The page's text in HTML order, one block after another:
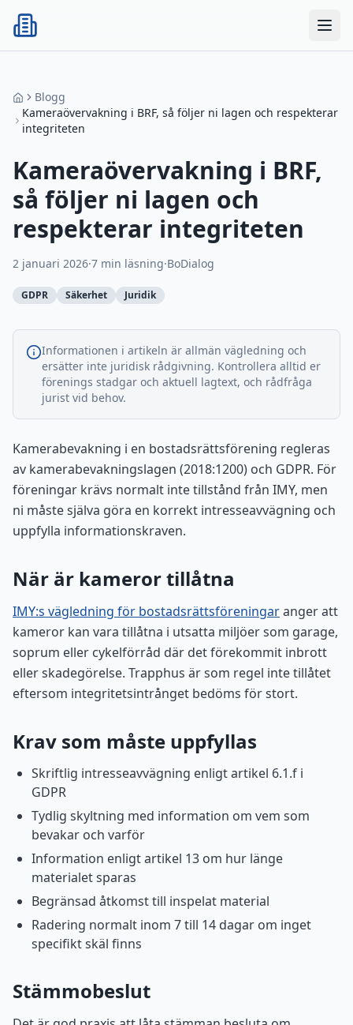
BoDialog
Blogg
Kameraövervakning i BRF, så följer ni lagen och respekterar
integriteten
Kameraövervakning i BRF,
så följer ni lagen och
respekterar integriteten
2 januari 2026·7 min läsning·BoDialog
GDPR Säkerhet Juridik
Informationen i artikeln är allmän vägledning och
ersätter inte juridisk rådgivning. Kontrollera alltid er
förenings stadgar och aktuell lagtext, och rådfråga
jurist vid behov.
Kamerabevakning i en bostadsrättsförening regleras
av kamerabevakningslagen (2018:1200) och GDPR. För
föreningar krävs normalt inte tillstånd från IMY, men
ni måste själva göra en korrekt intresseavvägning och
uppfylla informationskraven.
När är kameror tillåtna
IMY:s vägledning för bostadsrättsföreningaranger att
kameror kan vara tillåtna i utsatta miljöer som garage,
soprum eller cykelförråd där det förekommit inbrott
eller skadegörelse. Trapphus är som regel inte tillåtet
eftersom integritetsintrånget bedöms för stort.
Krav som måste uppfyllas
Skriftlig intresseavvägning enligt artikel 6.1.f i
GDPR
Tydlig skyltning med information om vem som
bevakar och varför
Information enligt artikel 13 om hur länge
materialet sparas
Begränsad åtkomst till inspelat material
Radering normalt inom 7 till 14 dagar om inget
specifikt skäl finns
Stämmobeslut